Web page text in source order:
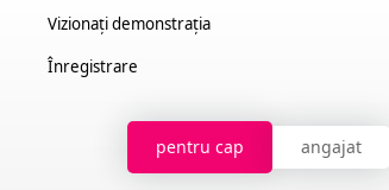
Vizionați demonstrația
Înregistrare
pentru cap angajat